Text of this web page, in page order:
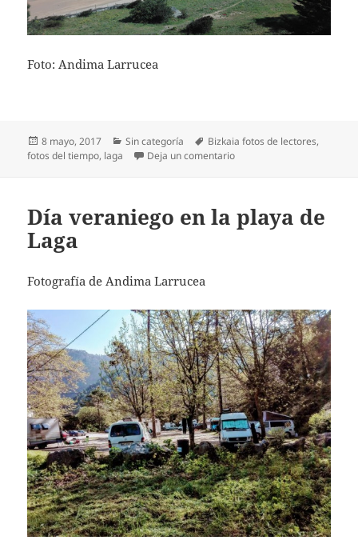
Foto: Andima Larrucea
Publicado
el
8 mayo, 2017 Categorías
Sin categoría Etiquetas
Bizkaia fotos de lectores,
fotos del tiempo, laga Deja un comentarioen Un gran día soleado en
Día veraniego en la playa de
Laga
Fotografía de Andima Larrucea